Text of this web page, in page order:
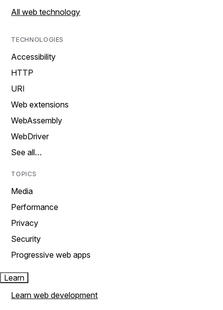
All web technology
TECHNOLOGIES
Accessibility
HTTP
URI
Web extensions
WebAssembly
WebDriver
See all…
TOPICS
Media
Performance
Privacy
Security
Progressive web apps
Learn
Learn web development